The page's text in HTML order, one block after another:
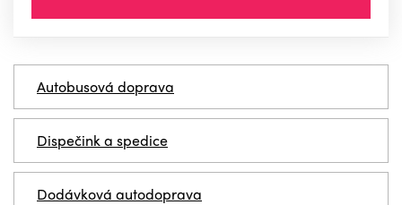
Autobusová doprava
Dispečink a spedice
Dodávková autodoprava